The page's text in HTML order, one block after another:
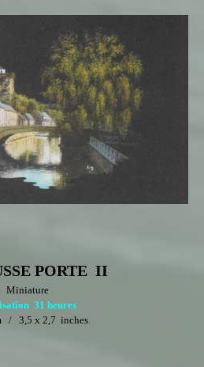
PORTE II
Miniature
31 heures
/ 3,5 x 2,7 inches